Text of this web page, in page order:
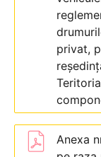
privat,
Anexa